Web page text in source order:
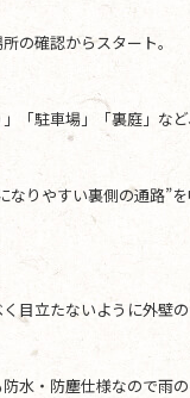
の確認からスタート。
」「駐車場」「裏庭」な
なりやすい裏側の通路”
目立たないように外壁
水・防塵仕様なので雨の